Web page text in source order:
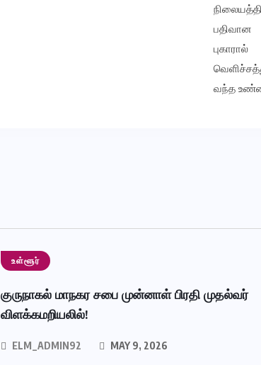
உள்ளூர்
குருநாகல் மாநகர சபை முன்னாள் பிரதி முதல்வர்
விளக்கமறியலில்!
ELM_ADMIN92 MAY 9, 2026